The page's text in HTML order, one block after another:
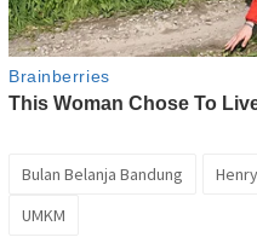
Bulan Belanja Bandung
UMKM